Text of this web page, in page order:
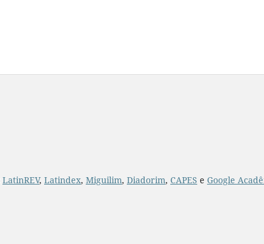
LatinREV, Latindex, Miguilim, Diadorim, CAPES e Google